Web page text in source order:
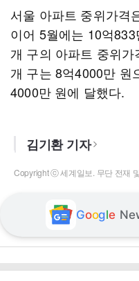
서울 아파트 중위가격
이어 5월에는 10억
개 구의 아파트 중위
개 구는 8억4000만 원
4000만 원에 달했다.
김기환 기자
Copyright ⓒ 세계일보. 무단 전재
Google